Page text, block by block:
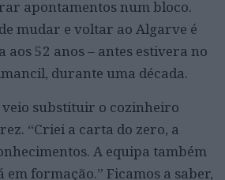
apontamentos num bloco.
mudar e voltar ao Algarve é
aos 52 anos – antes estivera no
durante uma década.
veio substituir o cozinheiro
“Criei a carta do zero, a
A equipa também
em formação.” Ficamos a saber,